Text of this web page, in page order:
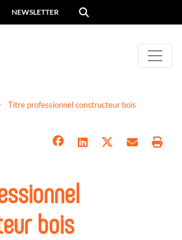
NEWSLETTER
Titre professionnel constructeur bois
bois
cookies